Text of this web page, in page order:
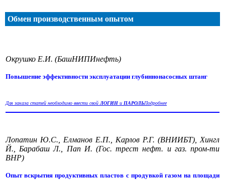
Обмен производственным опытом
Окрушко Е.И. (БашНИПИнефть)
Повышение эффективности эксплуатации глубиннонасосных штанг
Для заказа статей необходимо ввести свойЛОГИН и ПАРОЛЬПодробнее
Лопатин Ю.С., Елманов Е.П., Карлов Р.Г. (ВНИИБТ), Хингл
Й., Барабаш Л., Пап И. (Гос. трест нефт. и газ. пром-ти
ВНР)
Опыт вскрытия продуктивных пластов с продувкой газом на площади